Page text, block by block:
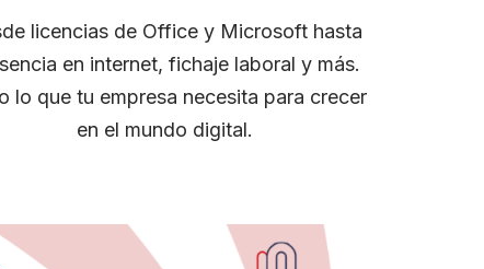
licencias de Office y Microsoft hasta
en internet, fichaje laboral y más.
lo que tu empresa necesita para crecer
en el mundo digital.